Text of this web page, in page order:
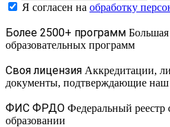
Я согласен на обработку
Более 2500+ программ Большая
образовательных программ
Своя лицензия Аккредитации,
документы, подтверждающие наш
ФИС ФРДО Федеральный реестр
образовании